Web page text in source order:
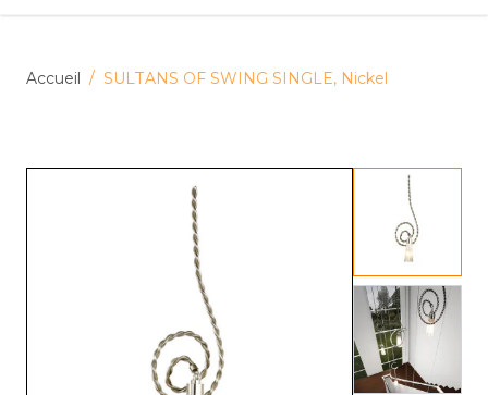
Accueil / SULTANS OF SWING SINGLE, Nickel
View
View